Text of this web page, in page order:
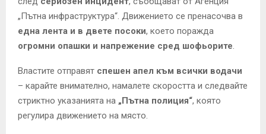
„Пътна инфраструктура“. Движението се пренасочва в
една лента и в двете посоки, което поражда
огромни опашки и напрежение сред шофьорите.
Властите отправят спешен апел към всички водачи
– карайте внимателно, намалете скоростта и следвайте
стриктно указанията на „Пътна полиция“, която
регулира движението на място.